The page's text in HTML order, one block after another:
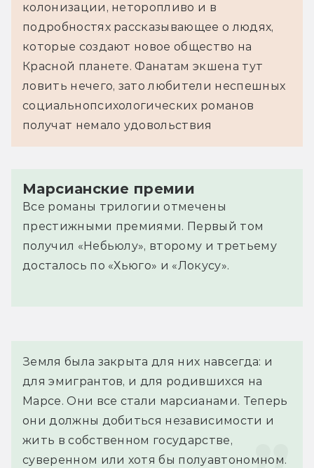
колонизации, неторопливо и в
подробностях рассказывающее о людях,
которые создают новое общество на
Красной планете. Фанатам экшена тут
ловить нечего, зато любители неспешных
социальнопсихологических романов
получат немало удовольствия
Марсианские премии
Все романы трилогии отмечены
престижными премиями. Первый том
получил «Небьюлу», второму и третьему
досталось по «Хьюго» и «Локусу».
Земля была закрыта для них навсегда: и
для эмигрантов, и для родившихся на
Марсе. Они все стали марсианами. Теперь
они должны добиться независимости и
жить в собственном государстве,
суверенном или хотя бы полуавтономном.